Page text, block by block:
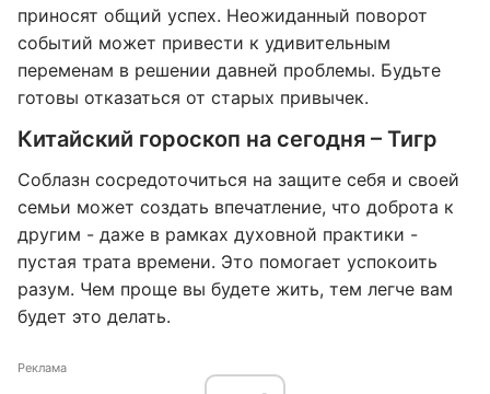
приносят общий успех. Неожиданный поворот
событий может привести к удивительным
переменам в решении давней проблемы. Будьте
готовы отказаться от старых привычек.
Китайский гороскоп на сегодня – Тигр
Соблазн сосредоточиться на защите себя и своей
семьи может создать впечатление, что доброта к
другим - даже в рамках духовной практики -
пустая трата времени. Это помогает успокоить
разум. Чем проще вы будете жить, тем легче вам
будет это делать.
Реклама